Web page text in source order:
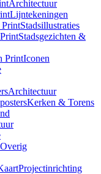
Architectuur
Lijntekeningen
Stadsillustraties
Stadsgezichten &
Iconen
Architectuur
Kerken & Torens
Overig
Projectinrichting